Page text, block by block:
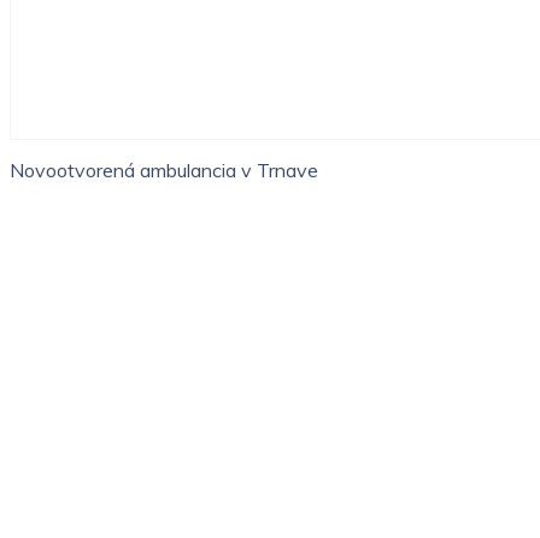
Novootvorená ambulancia v Trnave